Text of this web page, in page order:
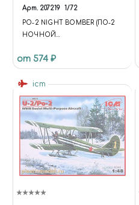
Арт. 207219 1/72
PO-2 NIGHT BOMBER (ПО-2
НОЧНОЙ
от 574 ₽
icm